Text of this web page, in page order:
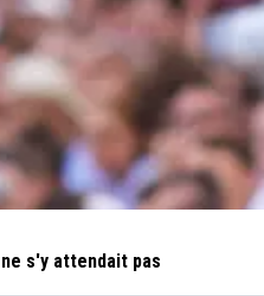
s'y attendait pas